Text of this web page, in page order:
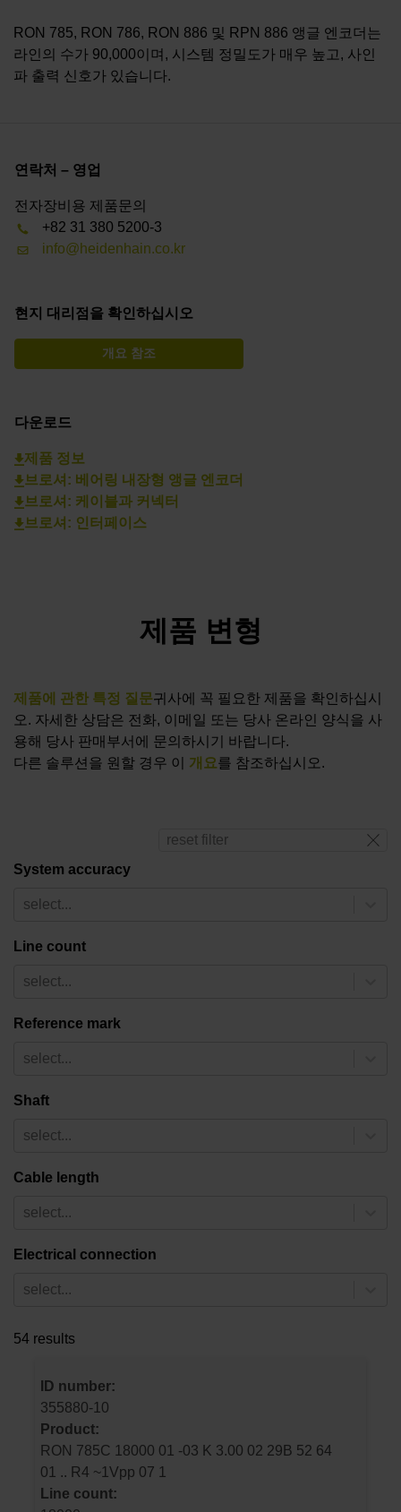
RON 785, RON 786, RON 886 및 RPN 886 앵글 엔코더는
라인의 수가 90,000이며, 시스템 정밀도가 매우 높고, 사인
파 출력 신호가 있습니다.
연락처 – 영업
전자장비용 제품문의
+82 31 380 5200-3
info@heidenhain.co.kr
현지 대리점을 확인하십시오
개요 참조
다운로드
제품 정보
브로셔: 베어링 내장형 앵글 엔코더
브로셔: 케이블과 커넥터
브로셔: 인터페이스
제품 변형
제품에 관한 특정 질문귀사에 꼭 필요한 제품을 확인하십시
오. 자세한 상담은 전화, 이메일 또는 당사 온라인 양식을 사
용해 당사 판매부서에 문의하시기 바랍니다.
다른 솔루션을 원할 경우 이 개요를 참조하십시오.
reset filter
System accuracy
select...
Line count
select...
Reference mark
select...
Shaft
select...
Cable length
select...
Electrical connection
select...
54 results
ID number:
355880-10
Product:
RON 785C 18000 01 -03 K 3.00 02 29B 52 64
01 .. R4 ~1Vpp 07 1
Line count: